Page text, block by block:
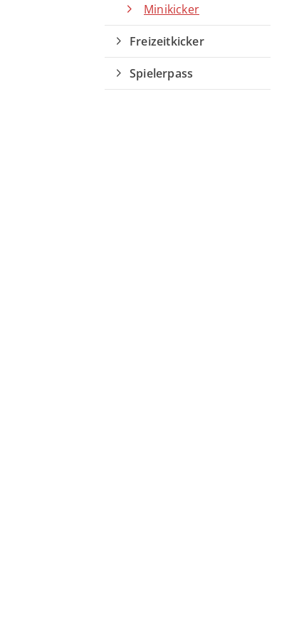
Minikicker
Freizeitkicker
Spielerpass
vorstand@riedberger-sv.de